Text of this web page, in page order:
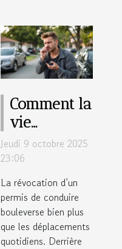
Comment la
vie
quotidienne
est
impactée
par la
révocation
d'un permis
Jeudi 9 octobre 2025
23:06
La révocation d’un
permis de conduire
bouleverse bien plus
que les déplacements
quotidiens. Derrière